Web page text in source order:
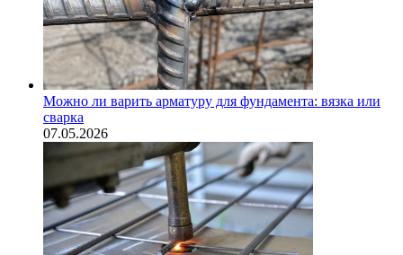
Можно ли варить арматуру для фундамента: вязка или
сварка
07.05.2026